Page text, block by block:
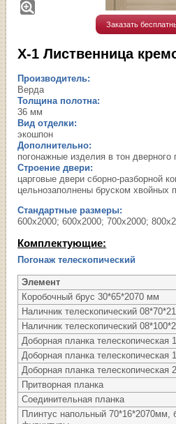
Заказать
X-1 Лиственница
Производитель:
Верда
Толщина полотна:
36 мм
Вид отделки:
экошпон
Дополнительно:
погонажные изделия в тон дверного
Строение двери:
царговые двери сборно-разборной
цельнозаполнены бруском хвойных
Стандартные размеры:
600х2000; 600х2000; 700х2000;
Комплектующие:
Погонаж телескопический
Элемент
Коробочный брус 30*65*2070 мм
Наличник телескопический
Наличник телескопический
Доборная планка телескопическая
Доборная планка телескопическая
Доборная планка телескопическая
Притворная планка
Соединительная планка
Плинтус напольный 70*16*2070мм,